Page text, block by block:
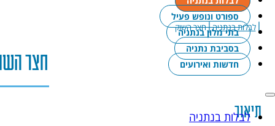
ספורט ונופש פעיל
בתי מלון בנתניה
בסביבת נתניה
חדשות ואירועים
לבלות בנתניה
|לבלות בנתניה|חצר השוק
חצר
תיאור